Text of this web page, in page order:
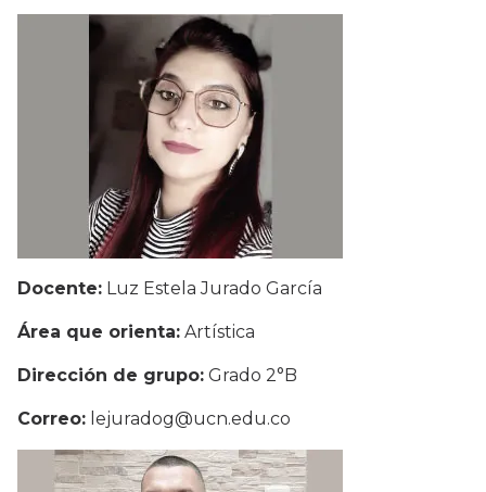
Docente: Luz Estela Jurado García
Área que orienta: Artística
Dirección de grupo: Grado 2°B
Correo: lejuradog@ucn.edu.co